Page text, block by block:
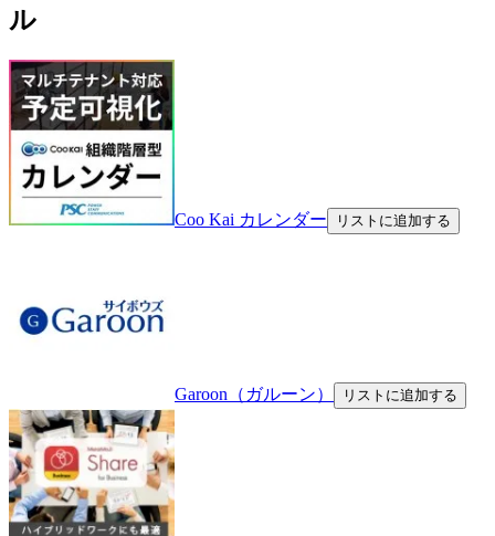
ル
Coo Kai カレンダー リストに追加する
Garoon（ガルーン） リストに追加する